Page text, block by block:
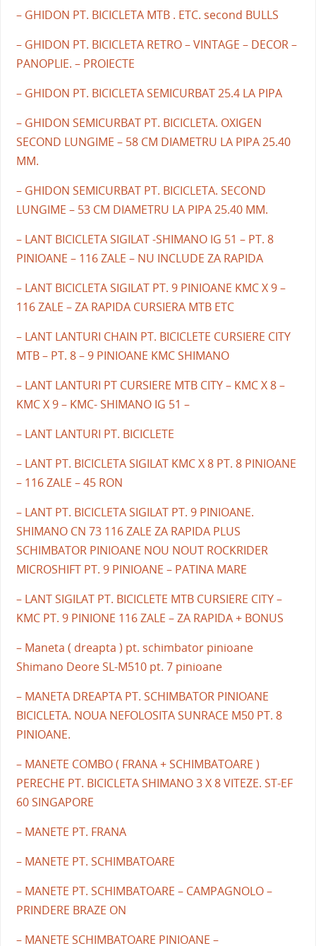
– GHIDON PT. BICICLETA MTB . ETC. second BULLS
– GHIDON PT. BICICLETA RETRO – VINTAGE – DECOR –
PANOPLIE. – PROIECTE
– GHIDON PT. BICICLETA SEMICURBAT 25.4 LA PIPA
– GHIDON SEMICURBAT PT. BICICLETA. OXIGEN
SECOND LUNGIME – 58 CM DIAMETRU LA PIPA 25.40
MM.
– GHIDON SEMICURBAT PT. BICICLETA. SECOND
LUNGIME – 53 CM DIAMETRU LA PIPA 25.40 MM.
– LANT BICICLETA SIGILAT -SHIMANO IG 51 – PT. 8
PINIOANE – 116 ZALE – NU INCLUDE ZA RAPIDA
– LANT BICICLETA SIGILAT PT. 9 PINIOANE KMC X 9 –
116 ZALE – ZA RAPIDA CURSIERA MTB ETC
– LANT LANTURI CHAIN PT. BICICLETE CURSIERE CITY
MTB – PT. 8 – 9 PINIOANE KMC SHIMANO
– LANT LANTURI PT CURSIERE MTB CITY – KMC X 8 –
KMC X 9 – KMC- SHIMANO IG 51 –
– LANT LANTURI PT. BICICLETE
– LANT PT. BICICLETA SIGILAT KMC X 8 PT. 8 PINIOANE
– 116 ZALE – 45 RON
– LANT PT. BICICLETA SIGILAT PT. 9 PINIOANE.
SHIMANO CN 73 116 ZALE ZA RAPIDA PLUS
SCHIMBATOR PINIOANE NOU NOUT ROCKRIDER
MICROSHIFT PT. 9 PINIOANE – PATINA MARE
– LANT SIGILAT PT. BICICLETE MTB CURSIERE CITY –
KMC PT. 9 PINIONE 116 ZALE – ZA RAPIDA + BONUS
– Maneta ( dreapta ) pt. schimbator pinioane
Shimano Deore SL-M510 pt. 7 pinioane
– MANETA DREAPTA PT. SCHIMBATOR PINIOANE
BICICLETA. NOUA NEFOLOSITA SUNRACE M50 PT. 8
PINIOANE.
– MANETE COMBO ( FRANA + SCHIMBATOARE )
PERECHE PT. BICICLETA SHIMANO 3 X 8 VITEZE. ST-EF
60 SINGAPORE
– MANETE PT. FRANA
– MANETE PT. SCHIMBATOARE
– MANETE PT. SCHIMBATOARE – CAMPAGNOLO –
PRINDERE BRAZE ON
– MANETE SCHIMBATOARE PINIOANE –